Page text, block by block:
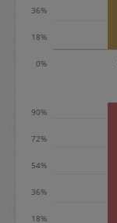
※キャ
0%
18%
36%
18%
36%
54%
72%
90%